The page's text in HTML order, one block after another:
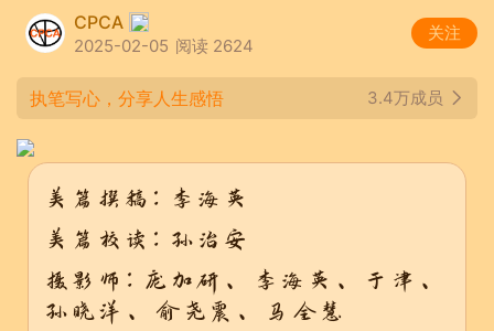
CPCA
2025-02-05 阅读 2624
关注
执笔写心，分享人生感悟 3.4万成员
美篇撰稿：李海英
美篇校读：孙治安
摄影师：庞加研、李海英、于津、
孙晓洋、俞尧震、马全慧